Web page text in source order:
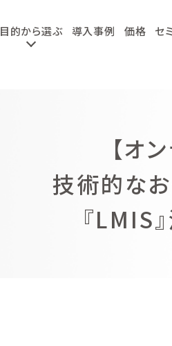
目的から選ぶ 導入事例 価格 セ
【オ
技術的な
『LMIS